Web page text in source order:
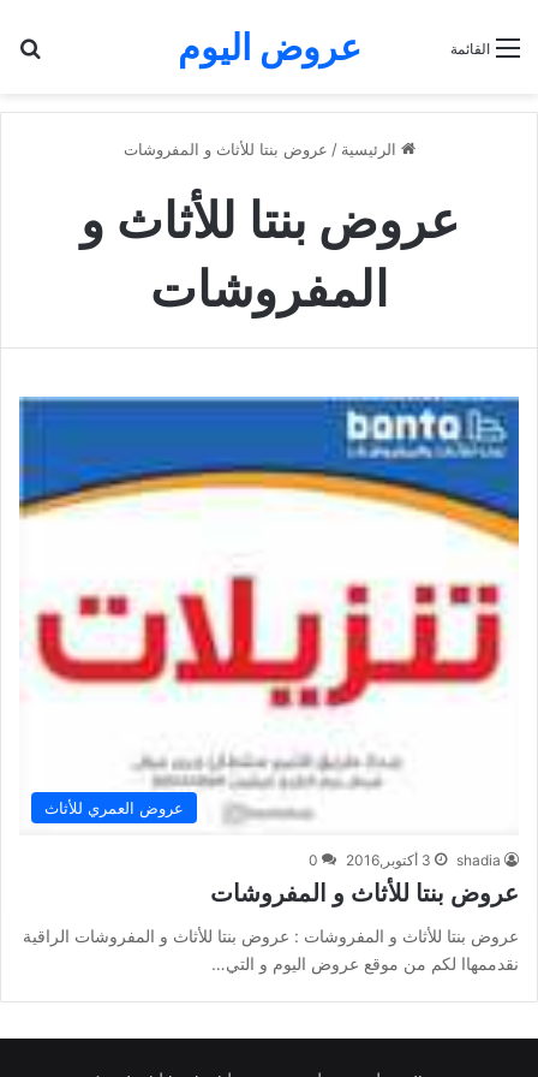
عروض اليوم القائمة
الرئيسية / عروض بنتا للأثاث و المفروشات
عروض بنتا للأثاث و
المفروشات
عروض العمري للأثاث
shadia 3 أكتوبر,2016 0
عروض بنتا للأثاث و المفروشات
عروض بنتا للأثاث و المفروشات : عروض بنتا للأثاث و المفروشات الراقية
نقدممهاا لكم من موقع عروض اليوم و التي…